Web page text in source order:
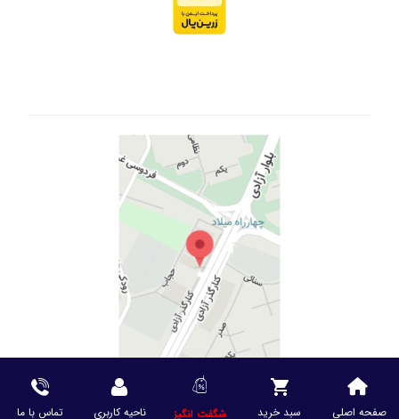
صفحه اصلی سبد خرید شگفت انگیز ناحیه کاربری تماس با ما